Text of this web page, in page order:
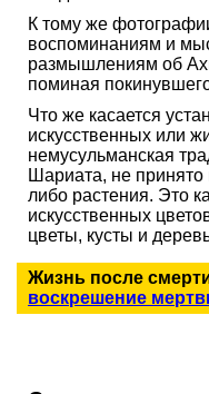
К тому же
воспоминаниям и
размышлениям об
поминая
Что же касается
искусственных или
немусульманская
Шариата, не принято
либо растения. Это
искусственных
цветы, кусты и
Жизнь после
воскрешение